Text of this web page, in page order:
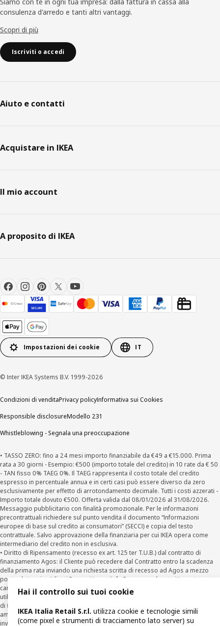
consulenza d'arredo e tanti altri vantaggi.
Scopri di più
Iscriviti o accedi
Aiuto e contatti
Acquistare in IKEA
Il mio account
A proposito di IKEA
Impostazioni dei cookie IT
© Inter IKEA Systems B.V. 1999-2026
Condizioni di venditaPrivacy policyInformativa sui Cookies
Responsible disclosureModello 231
Whistleblowing - Segnala una preoccupazione
• TASSO ZERO: fino a 24 mesi importo finanziabile da €49 a €15.000. Prima
rata a 30 giorni - Esempio: €500 (importo totale del credito) in 10 rate da € 50
- TAN fisso 0% TAEG 0%. Il TAEG rappresenta il costo totale del credito
espresso in percentuale annua e in certi casi può essere diverso da zero
esclusivamente per effetto di arrotondamento decimale. Tutti i costi azzerati -
Importo totale dovuto €500. Offerta valida dal 08/01/2026 al 31/08/2026.
Messaggio pubblicitario con finalità promozionale. Per le informazioni
precontrattuali richiedere sul punto vendita il documento “Informazioni
europee di base sul credito ai consumatori” (SECCI) e copia del testo
contrattuale. Salvo approvazione della finanziaria per cui IKEA opera come
intermediario del credito non in esclusiva.
• Diritto di Ripensamento (recesso ex art. 125 ter T.U.B.) dal contratto di
finanziamento Agos: il Cliente può recedere dal Contratto entro la scadenza
della prima rata inviando una richiesta scritta di recesso ad Agos a mezzo
posta elettronica ( clienti@agos.it), pec (info@pec.agosducato.it), posta
cartacea (Viale Fulvio Testi, 280 - 20126 Milano) e per via telematica –
utilizzando la funzionalità sul sitowww.agos.it(“Recesso”) - anche per richieste
di finanziamento effettuate con canali a distanza. In caso di pre-
ammortamento, la comunicazione di recesso da parte del Cliente deve essere
inviata, con le modalità di cui sopra entro 30 giorni dalla data di accettazione
Hai il controllo sui tuoi cookie
IKEA Italia Retail S.r.l. utilizza cookie e tecnologie simili
(come pixel e strumenti di tracciamento lato server) su